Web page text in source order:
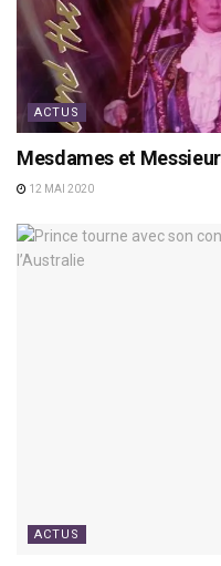
ACTUS
Mesdames et
12 MAI 2020
ACTUS